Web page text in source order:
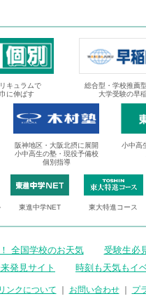
キュラムで
に伸ばす
総合型・学校推薦
大学受験の早
阪神地区・大阪北摂に展開
小中高生の塾・現役予備校
個別指導
小中高
東進中学NET 東大特進コース
全国学校のお天気
受験生必
発見サイト 時刻も天気もイ
リンクについて お問い合わせ｜ プ